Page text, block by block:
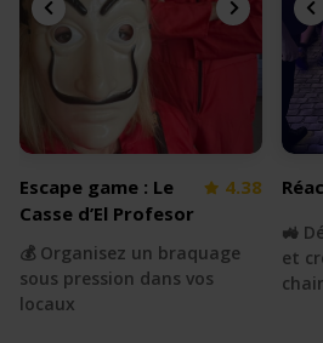
Escape game : Le
Casse d’El Profesor
4.38
💰 Organisez un braquage
sous pression dans vos
locaux
🚜
et